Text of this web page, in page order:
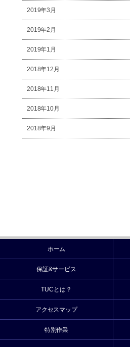
2019年3月
2019年2月
2019年1月
2018年12月
2018年11月
2018年10月
2018年9月
ホーム
保証&サービス
TUCとは？
アクセスマップ
特別作業